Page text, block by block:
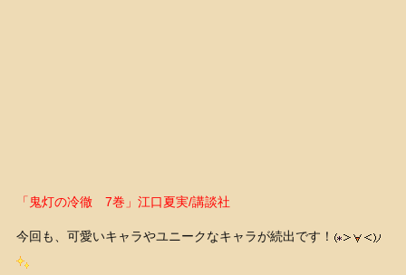
「鬼灯の冷徹 7巻」江口夏実/講談社
今回も、可愛いキャラやユニークなキャラが続出です！